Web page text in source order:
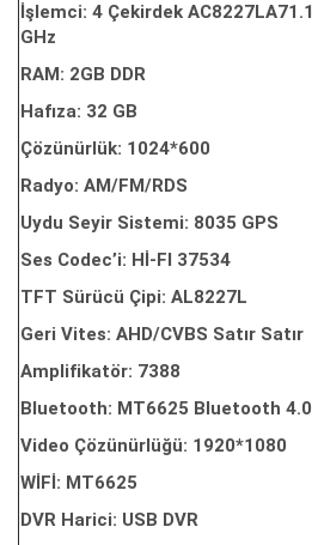
İşlemci: 4 Çekirdek AC8227LA71.1
GHz
RAM: 2GB DDR
Hafıza: 32 GB
Çözünürlük: 1024*600
Radyo: AM/FM/RDS
Uydu Seyir Sistemi: 8035 GPS
Ses Codec’i: Hİ-FI 37534
TFT Sürücü Çipi: AL8227L
Geri Vites: AHD/CVBS Satır Satır
Amplifikatör: 7388
Bluetooth: MT6625 Bluetooth 4.0
Video Çözünürlüğü: 1920*1080
WİFİ: MT6625
DVR Harici: USB DVR